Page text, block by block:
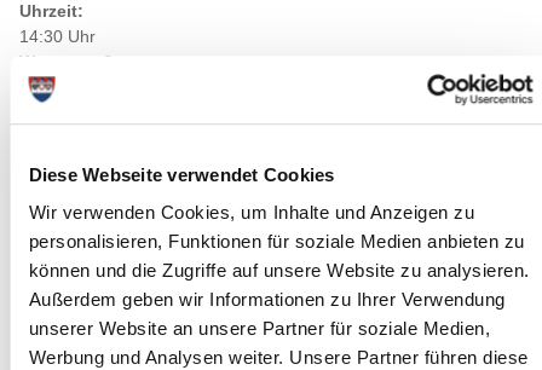
Diese Webseite verwendet Cookies
Wir verwenden Cookies, um Inhalte und Anzeigen zu
personalisieren, Funktionen für soziale Medien anbieten zu
können und die Zugriffe auf unsere Website zu analysieren.
Außerdem geben wir Informationen zu Ihrer Verwendung
unserer Website an unsere Partner für soziale Medien,
Werbung und Analysen weiter. Unsere Partner führen diese
Uhrzeit:
14:30 Uhr
Wo genau?
St. Johannes-Gemeindezentrum, St. Johannes-Platz 1
Veranstaltung , Kirche
Langbeschreibung
Ein Nachmittag voller guter Gespräche, geistlicher Impulse und
wohltuender Gemeinschaft wartet auf Sie. Lassen Sie sich
inspirieren, stärken und ermutigen - bei Kaffee, Kuchen und
einem Thema, das Herz und Seele berührt. Ob langjährig
verbunden oder zum ersten Mal dabei - jede Frau ist herzlich